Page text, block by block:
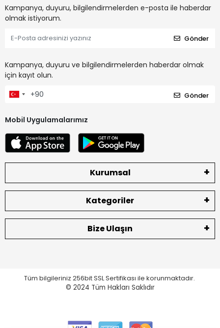
Kampanya, duyuru, bilgilendirmelerden e-posta ile haberdar
olmak istiyorum.
Gönder
Kampanya, duyuru ve bilgilendirmelerden haberdar olmak
için kayıt olun.
Gönder
Mobil Uygulamalarımız
Kurumsal
Kategoriler
Bize Ulaşın
Tüm bilgileriniz 256bit SSL Sertifikası ile korunmaktadır.
© 2024 Tüm Hakları Saklıdır